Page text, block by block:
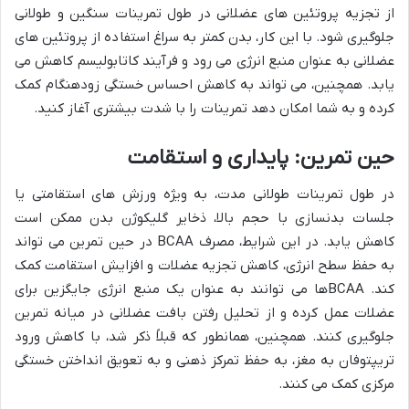
از تجزیه پروتئین های عضلانی در طول تمرینات سنگین و طولانی
جلوگیری شود. با این کار، بدن کمتر به سراغ استفاده از پروتئین های
عضلانی به عنوان منبع انرژی می رود و فرآیند کاتابولیسم کاهش می
یابد. همچنین، می تواند به کاهش احساس خستگی زودهنگام کمک
کرده و به شما امکان دهد تمرینات را با شدت بیشتری آغاز کنید.
حین تمرین: پایداری و استقامت
در طول تمرینات طولانی مدت، به ویژه ورزش های استقامتی یا
جلسات بدنسازی با حجم بالا، ذخایر گلیکوژن بدن ممکن است
کاهش یابد. در این شرایط، مصرف BCAA در حین تمرین می تواند
به حفظ سطح انرژی، کاهش تجزیه عضلات و افزایش استقامت کمک
کند. BCAAها می توانند به عنوان یک منبع انرژی جایگزین برای
عضلات عمل کرده و از تحلیل رفتن بافت عضلانی در میانه تمرین
جلوگیری کنند. همچنین، همانطور که قبلاً ذکر شد، با کاهش ورود
تریپتوفان به مغز، به حفظ تمرکز ذهنی و به تعویق انداختن خستگی
مرکزی کمک می کنند.